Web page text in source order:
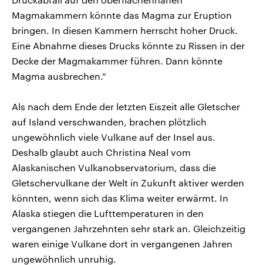
Magmakammern könnte das Magma zur Eruption
bringen. In diesen Kammern herrscht hoher Druck.
Eine Abnahme dieses Drucks könnte zu Rissen in der
Decke der Magmakammer führen. Dann könnte
Magma ausbrechen.“
Als nach dem Ende der letzten Eiszeit alle Gletscher
auf Island verschwanden, brachen plötzlich
ungewöhnlich viele Vulkane auf der Insel aus.
Deshalb glaubt auch Christina Neal vom
Alaskanischen Vulkanobservatorium, dass die
Gletschervulkane der Welt in Zukunft aktiver werden
könnten, wenn sich das Klima weiter erwärmt. In
Alaska stiegen die Lufttemperaturen in den
vergangenen Jahrzehnten sehr stark an. Gleichzeitig
waren einige Vulkane dort in vergangenen Jahren
ungewöhnlich unruhig.